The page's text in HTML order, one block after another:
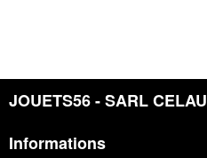
JOUETS56 - SARL CELAU
Informations